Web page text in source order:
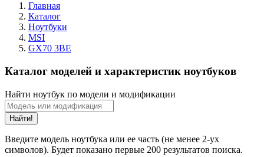
Главная
Каталог
Ноутбуки
MSI
GX70 3BE
Каталог моделей и характеристик ноутбуков
Найти ноутбук по модели и модификации
Найти!
Введите модель ноутбука или ее часть (не менее 2-ух
символов). Будет показано первые 200 результатов поиска.